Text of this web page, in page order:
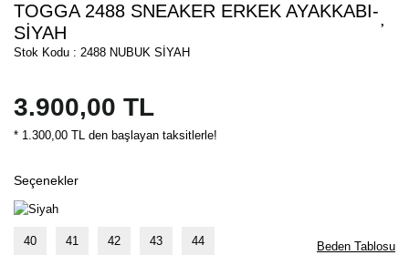
TOGGA 2488 SNEAKER ERKEK AYAKKABI-
SİYAH
Stok Kodu : 2488 NUBUK SİYAH
3.900,00 TL
* 1.300,00 TL den başlayan taksitlerle!
Seçenekler
40 41 42 43 44 Beden Tablosu